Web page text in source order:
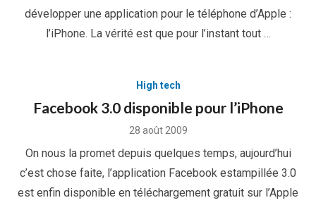
développer une application pour le téléphone d’Apple :
l’iPhone. La vérité est que pour l’instant tout …
High tech
Facebook 3.0 disponible pour l’iPhone
Posted
28 août 2009
On nous la promet depuis quelques temps, aujourd’hui
c’est chose faite, l’application Facebook estampillée 3.0
est enfin disponible en téléchargement gratuit sur l’Apple